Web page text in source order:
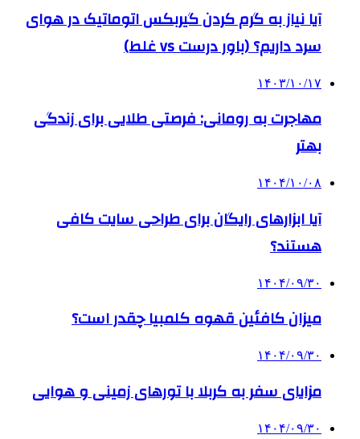
آیا نیاز به گرم کردن گیربکس اتوماتیک در هوای
سرد داریم؟ (باور درست vs غلط)
۱۴۰۳/۱۰/۱۷
مهاجرت به رومانی: فرصتی طلایی برای زندگی
بهتر
۱۴۰۴/۱۰/۰۸
آیا ابزارهای رایگان برای طراحی سایت کافی
هستند؟
۱۴۰۴/۰۹/۳۰
میزان کافئین قهوه کلمبیا چقدر است؟
۱۴۰۴/۰۹/۳۰
مزایای سفر به کربلا با تورهای زمینی و هوایی
۱۴۰۴/۰۹/۳۰